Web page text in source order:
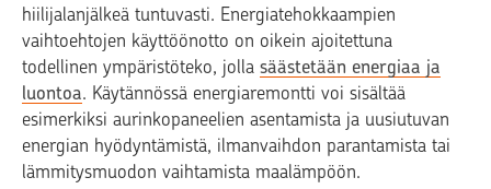
hiilijalanjälkeä tuntuvasti. Energiatehokkaampien
vaihtoehtojen käyttöönotto on oikein ajoitettuna
todellinen ympäristöteko, jolla säästetään energiaa ja
luontoa. Käytännössä energiaremontti voi sisältää
esimerkiksi aurinkopaneelien asentamista ja uusiutuvan
energian hyödyntämistä, ilmanvaihdon parantamista tai
lämmitysmuodon vaihtamista maalämpöön.